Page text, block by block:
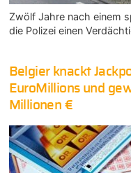
Zwölf Jahre nach einem
die Polizei einen
Belgier knackt
EuroMillions und
Millionen €